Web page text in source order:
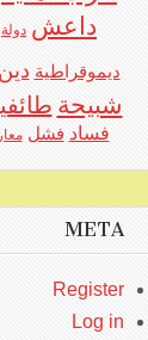
داعش دولة
ديموقراطية دين
شبيحة
فساد فشل
META
Register
Log in